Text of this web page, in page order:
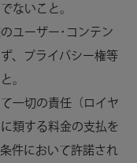
ないこと。
ユーザー･コンテン
、プライバシー権等
。
一切の責任（ロイヤ
類する料金の支払を
件において許諾され